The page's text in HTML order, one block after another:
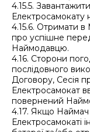
4.15.5.
Електросамокату
4.15.6. Отримати
про успішне
Наймодавцю.
4.16. Сторони
послідовного
Договору, Сесія
Електросамокат
повернений
4.17. Якщо Наймач
Електросамокаті